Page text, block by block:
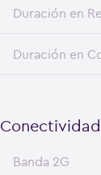
Duración en
Duración en
Banda 2G